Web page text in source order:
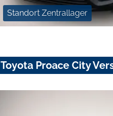
Standort Zentrallager
Toyota Proace City